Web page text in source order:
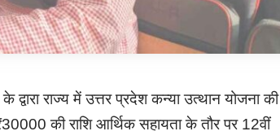
राज्य में उत्तर प्रदेश कन्या उत्थान योजना की
की राशि आर्थिक सहायता के तौर पर 12वीं